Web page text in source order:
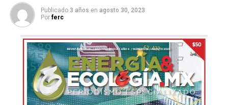
Publicado 3 años en agosto 30, 2023
Por ferc